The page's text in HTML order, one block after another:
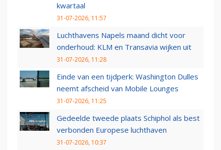
kwartaal
31-07-2026, 11:57
Luchthavens Napels maand dicht voor
onderhoud: KLM en Transavia wijken uit
31-07-2026, 11:28
Einde van een tijdperk: Washington Dulles
neemt afscheid van Mobile Lounges
31-07-2026, 11:25
Gedeelde tweede plaats Schiphol als best
verbonden Europese luchthaven
31-07-2026, 10:37